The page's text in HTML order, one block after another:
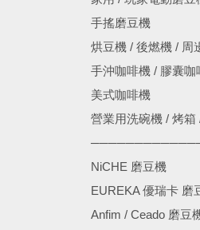
手搖磨豆機
烘豆機 / 後燃機 / 周
手沖咖啡機 / 膠囊咖
美式咖啡機
營業用洗碗機 / 烤箱
NiCHE 磨豆機
EUREKA 優瑞卡 磨
Anfim / Ceado 磨豆